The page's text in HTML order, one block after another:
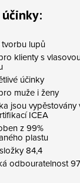
lupů
klienty s
účinky
muže i ženy
jsou vypěstovány
ICEA
z 99%
plastu
84,4
odbouratelnost